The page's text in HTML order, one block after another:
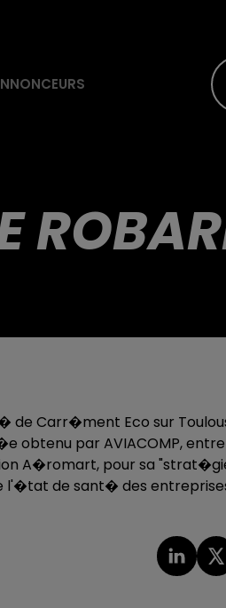
de Carr�ment Eco sur
obtenu par AVIACOMP,
A�romart, pour sa
l'�tat de sant� des